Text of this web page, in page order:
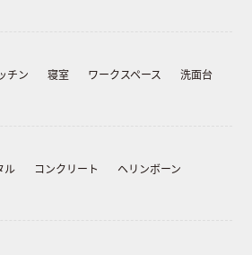
チン 寝室 ワークスペース
洗面台
ル コンクリート
ヘリンボーン